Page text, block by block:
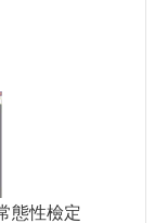
態性檢定